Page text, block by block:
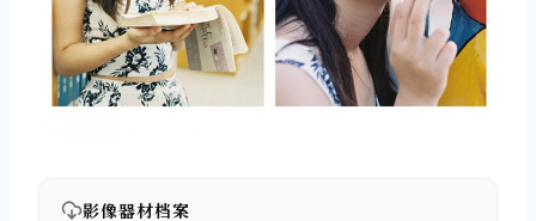
影像器材档案
取消 搜索